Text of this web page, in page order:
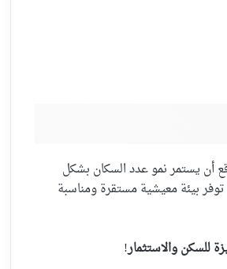
أن يستمر نمو عدد السكان بشكل
بيئة معيشية مستقرة ومناسبة
للسكن والاستثمار!